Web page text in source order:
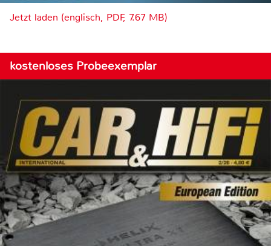
Jetzt laden (englisch, PDF, 7.67 MB)
kostenloses Probeexemplar